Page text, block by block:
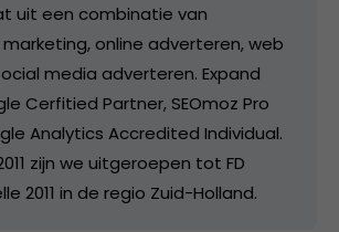
uit een combinatie van
online adverteren, web
media adverteren. Expand
Cerfitied Partner, SEOmoz Pro
Analytics Accredited Individual.
zijn we uitgeroepen tot FD
2011 in de regio Zuid-Holland.